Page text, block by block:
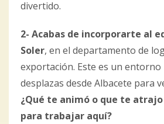
divertido.
2- Acabas de incorporarte al
Soler, en el departamento de
exportación. Este es un
desplazas desde Albacete para
¿Qué te animó o que te
para trabajar aquí?